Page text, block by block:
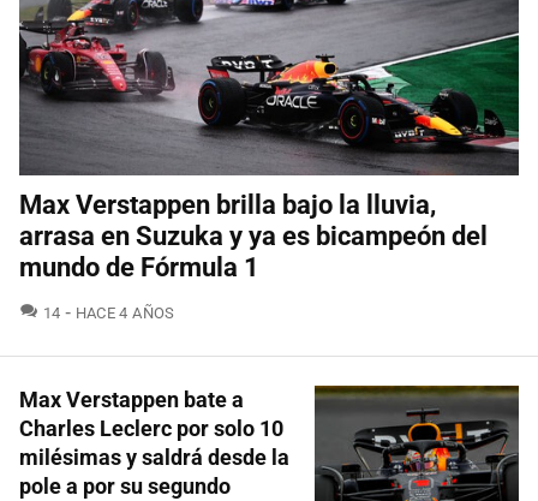
Max Verstappen brilla bajo la lluvia,
arrasa en Suzuka y ya es bicampeón del
mundo de Fórmula 1
14 COMENTARIOS
HACE 4 AÑOS
Max Verstappen bate a
Charles Leclerc por solo 10
milésimas y saldrá desde la
pole a por su segundo